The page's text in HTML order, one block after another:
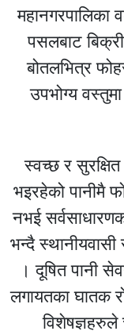
महानगरपालिका
पसलबाट
बोतलभित्र
उपभोग्य
स्वच्छ र सुरक्षित
भइरहेको पानीमै
नभई
भन्दै
। दूषित पानी
लगायतका घातक
विशेषज्ञहरुले